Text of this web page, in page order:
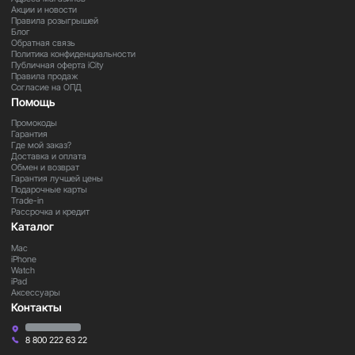
Акции и новости
Правила розыгрышей
Блог
Обратная связь
Политика конфиденциальности
Публичная оферта iCity
Правила продаж
Согласие на ОПД
Помощь
Промокоды
Гарантия
Где мой заказ?
Доставка и оплата
Обмен и возврат
Гарантия лучшей цены
Подарочные карты
Trade-in
Рассрочка и кредит
Каталог
Mac
iPhone
Watch
iPad
Аксессуары
Контакты
8 800 222 63 22